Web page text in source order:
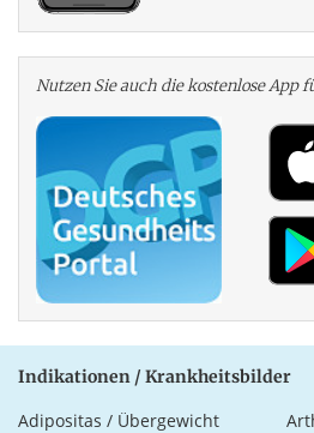
Nutzen Sie auch die kosten­lose App
Indikationen / Krankheitsbilder
Adipositas / Übergewicht